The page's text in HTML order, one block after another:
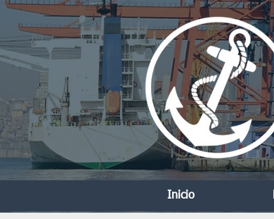
Inicio